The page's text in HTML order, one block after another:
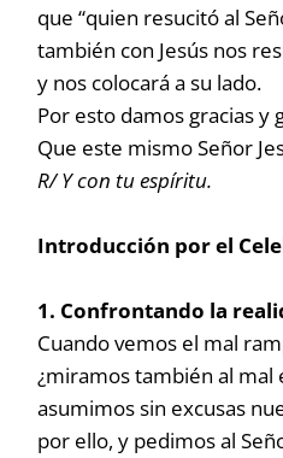
que “quien resucitó al
también con Jesús nos
y nos colocará a su lado.
Por esto damos gracias y
Que este mismo Señor
R/ Y con tu espíritu.
Introducción por el
1. Confrontando la
Cuando vemos el mal
¿miramos también al mal
asumimos sin excusas
por ello, y pedimos al